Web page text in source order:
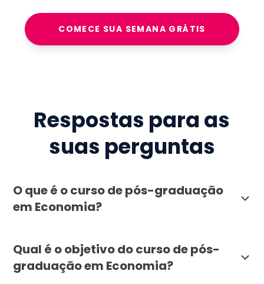
COMECE SUA SEMANA GRÁTIS
Respostas para as
suas perguntas
O que é o curso de pós-graduação
em Economia?
Qual é o objetivo do curso de pós-
graduação em Economia?